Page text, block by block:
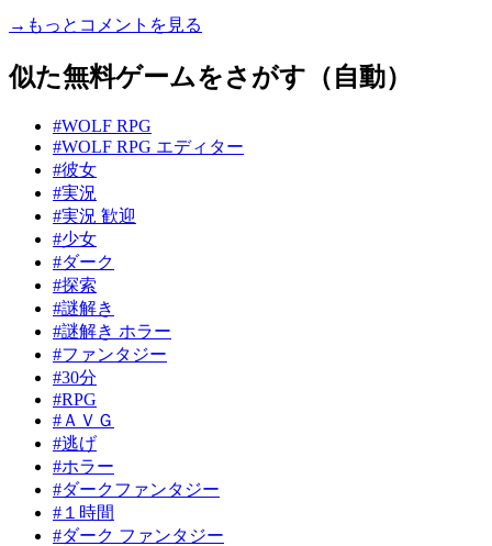
→もっとコメントを見る
似た無料ゲームをさがす（自動）
#WOLF RPG
#WOLF RPG エディター
#彼女
#実況
#実況 歓迎
#少女
#ダーク
#探索
#謎解き
#謎解き ホラー
#ファンタジー
#30分
#RPG
#ＡＶＧ
#逃げ
#ホラー
#ダークファンタジー
#１時間
#ダーク ファンタジー